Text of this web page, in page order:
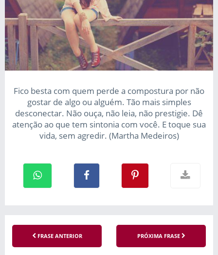
Fico besta com quem perde a compostura por não
gostar de algo ou alguém. Tão mais simples
desconectar. Não ouça, não leia, não prestigie. Dê
atenção ao que tem sintonia com você. E toque sua
vida, sem agredir. (Martha Medeiros)
FRASE ANTERIOR PRÓXIMA FRASE